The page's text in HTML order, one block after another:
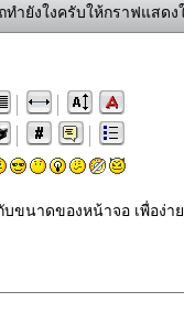
ำยังใงครับให้กราฟแสดง
ขนาดของหน้าจอ เพื่อง่